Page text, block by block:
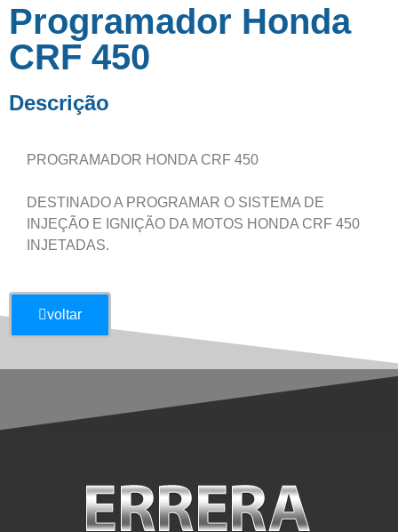
Programador Honda
CRF 450
Descrição
PROGRAMADOR HONDA CRF 450
DESTINADO A PROGRAMAR O SISTEMA DE
INJEÇÃO E IGNIÇÃO DA MOTOS HONDA CRF 450
INJETADAS.
voltar